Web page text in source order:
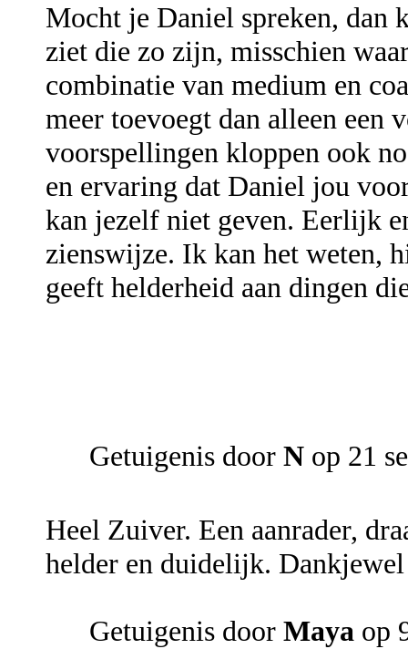
Mocht je Daniel spreken, dan
ziet die zo zijn, misschien
combinatie van medium en
meer toevoegt dan alleen een
voorspellingen kloppen ook
en ervaring dat Daniel jou
kan jezelf niet geven. Eerlijk
zienswijze. Ik kan het weten,
geeft helderheid aan dingen
Getuigenis door N op 21
Heel Zuiver. Een aanrader,
helder en duidelijk.
Getuigenis door Maya op